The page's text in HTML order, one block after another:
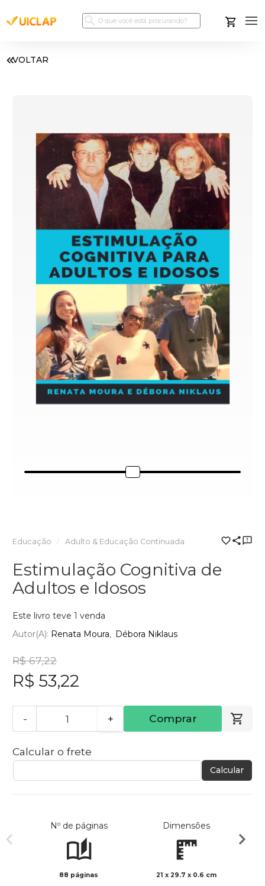
VOLTAR
Educação Adulto & Educação Continuada
Estimulação Cognitiva de
Adultos e Idosos
Este livro teve 1 venda
Autor(a): Renata Moura Débora Niklaus
R$ 67,22
R$ 53,22
- + Comprar
Calcular o frete
Calcular
Nº de páginas
88 páginas
Dimensões
21 x 29.7 x 0.6 cm